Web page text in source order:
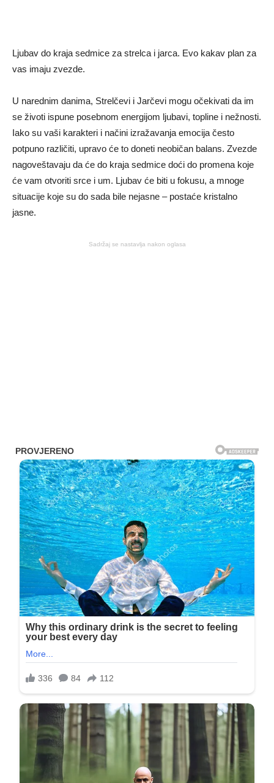
Ljubav do kraja sedmice za strelca i jarca. Evo kakav plan za
vas imaju zvezde.
U narednim danima, Strelčevi i Jarčevi mogu očekivati da im
se životi ispune posebnom energijom ljubavi, topline i nežnosti.
Iako su vaši karakteri i načini izražavanja emocija često
potpuno različiti, upravo će to doneti neobičan balans. Zvezde
nagoveštavaju da će do kraja sedmice doći do promena koje
će vam otvoriti srce i um. Ljubav će biti u fokusu, a mnoge
situacije koje su do sada bile nejasne – postaće kristalno
jasne.
Sadržaj se nastavlja nakon oglasa